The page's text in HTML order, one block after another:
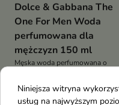
Dolce & Gabbana The
One For Men Woda
perfumowana dla
mężczyzn 150 ml
Męska woda perfumowana o
charakterze z nutami bazylii,
kardamonu, tytoniu i bursztynu.
97,80 €
Niniejsza witryna
usług na najwyższym